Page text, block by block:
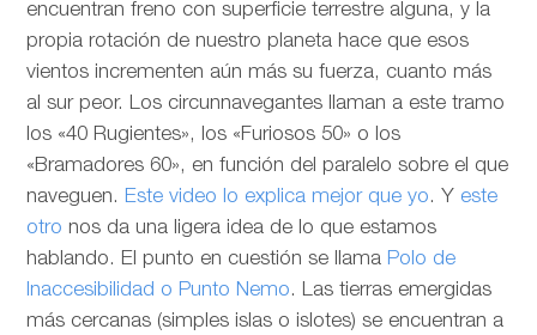
encuentran freno con superficie terrestre alguna, y la
propia rotación de nuestro planeta hace que esos
vientos incrementen aún más su fuerza, cuanto más
al sur peor. Los circunnavegantes llaman a este tramo
los «40 Rugientes», los «Furiosos 50» o los
«Bramadores 60», en función del paralelo sobre el que
naveguen. Este video lo explica mejor que yo. Y este
otro nos da una ligera idea de lo que estamos
hablando. El punto en cuestión se llama Polo de
Inaccesibilidad o Punto Nemo. Las tierras emergidas
más cercanas (simples islas o islotes) se encuentran a